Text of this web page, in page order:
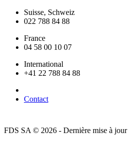
Suisse, Schweiz
022 788 84 88
France
04 58 00 10 07
International
+41 22 788 84 88
Contact
FDS SA © 2026 - Dernière mise à